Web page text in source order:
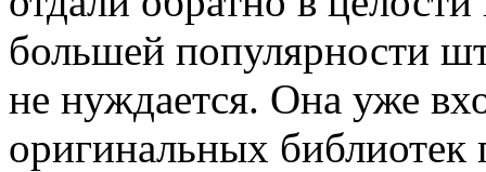
большей популярности
не нуждается. Она уже
оригинальных библиотек